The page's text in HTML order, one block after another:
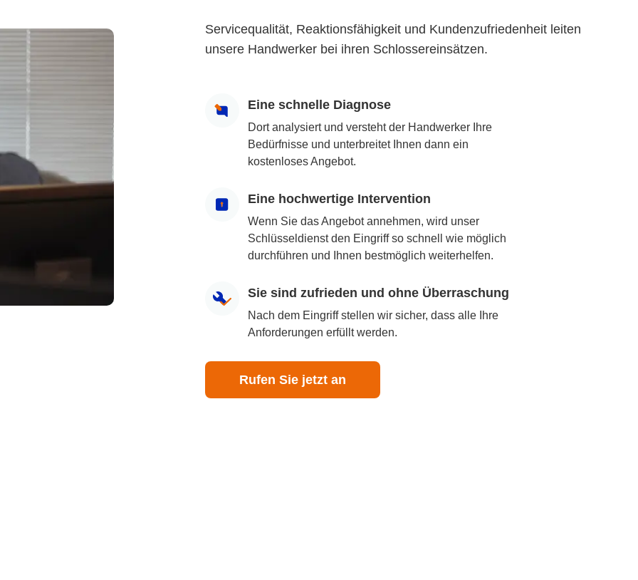
Servicequalität, Reaktionsfähigkeit und Kundenzufriedenheit leiten
unsere Handwerker bei ihren Schlossereinsätzen.
Eine schnelle Diagnose
Dort analysiert und versteht der Handwerker Ihre
Bedürfnisse und unterbreitet Ihnen dann ein
kostenloses Angebot.
Eine hochwertige Intervention
Wenn Sie das Angebot annehmen, wird unser
Schlüsseldienst den Eingriff so schnell wie möglich
durchführen und Ihnen bestmöglich weiterhelfen.
Sie sind zufrieden und ohne Überraschung
Nach dem Eingriff stellen wir sicher, dass alle Ihre
Anforderungen erfüllt werden.
Rufen Sie jetzt an